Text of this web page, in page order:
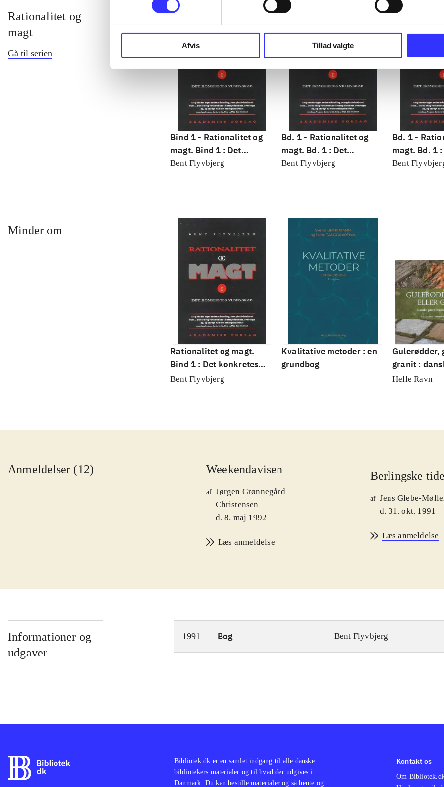
Afvis Tillad valgte
Rationalitet og
magt
Gå til serien
Bind 1 - Rationalitet og
magt. Bind 1 : Det
konkretes videnskab
Bent Flyvbjerg
Bd. 1 - Rationalitet og
magt. Bd. 1 : Det
konkretes videnskab
Bent Flyvbjerg
Bd. 1 -
magt. Bd. 1
konkretes
Bent
Minder om
Rationalitet og magt.
Bind 1 : Det konkretes
videnskab
Bent Flyvbjerg
Kvalitative metoder : en
grundbog
Gulerødder,
granit :
Helle Ravn
Anmeldelser (12) Weekendavisen
af Jørgen Grønnegård
Christensen
d. 8. maj 1992
Læs anmeldelse
Berlingske
af Jens Glebe-
d. 31. okt. 1991
Læs anmeldelse
Informationer og
udgaver
1991 Bog Bent Flyvbjerg
Bibliotek.dk er en samlet indgang til alle danske
bibliotekers materialer og til hvad der udgives i
Danmark. Du kan bestille materialer og så hente og
Kontakt os
Om